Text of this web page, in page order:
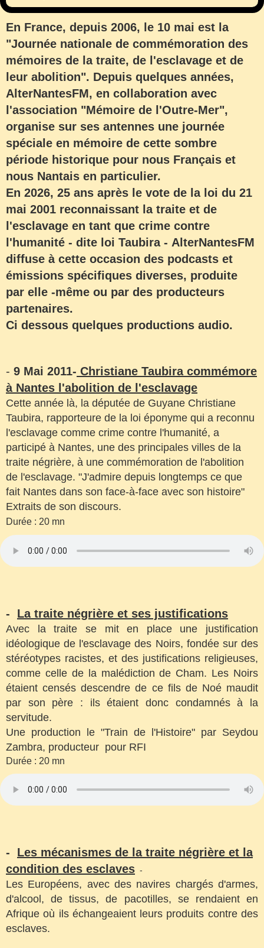
En France, depuis 2006, le 10 mai est la
"Journée nationale de commémoration des
mémoires de la traite, de l'esclavage et de
leur abolition". Depuis quelques années,
AlterNantesFM, en collaboration avec
l'association "Mémoire de l'Outre-Mer",
organise sur ses antennes une journée
spéciale en mémoire de cette sombre
période historique pour nous Français et
nous Nantais en particulier.
En 2026, 25 ans après le vote de la loi du 21
mai 2001 reconnaissant la traite et de
l'esclavage en tant que crime contre
l'humanité - dite loi Taubira - AlterNantesFM
diffuse à cette occasion des podcasts et
émissions spécifiques diverses, produite
par elle -même ou par des producteurs
partenaires.
Ci dessous quelques productions audio.
- 9 Mai 2011- Christiane Taubira commémore
à Nantes l'abolition de l'esclavage
Cette année là, la députée de Guyane Christiane
Taubira, rapporteure de la loi éponyme qui a reconnu
l'esclavage comme crime contre l'humanité, a
participé à Nantes, une des principales villes de la
traite négrière, à une commémoration de l'abolition
de l'esclavage. "J'admire depuis longtemps ce que
fait Nantes dans son face-à-face avec son histoire"
Extraits de son discours.
Durée : 20 mn
- La traite négrière et ses justifications
Avec la traite se mit en place une justification
idéologique de l'esclavage des Noirs, fondée sur des
stéréotypes racistes, et des justifications religieuses,
comme celle de la malédiction de Cham. Les Noirs
étaient censés descendre de ce fils de Noé maudit
par son père : ils étaient donc condamnés à la
servitude.
Une production le "Train de l'Histoire" par Seydou
Zambra, producteur pour RFI
Durée : 20 mn
- Les mécanismes de la traite négrière et la
condition des esclaves -
Les Européens, avec des navires chargés d'armes,
d'alcool, de tissus, de pacotilles, se rendaient en
Afrique où ils échangeaient leurs produits contre des
esclaves.